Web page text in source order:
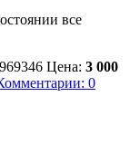
все
Цена: 3 000
0